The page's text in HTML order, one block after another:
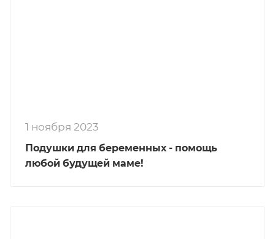
1 ноября 2023
Подушки для беременных - помощь
любой будущей маме!